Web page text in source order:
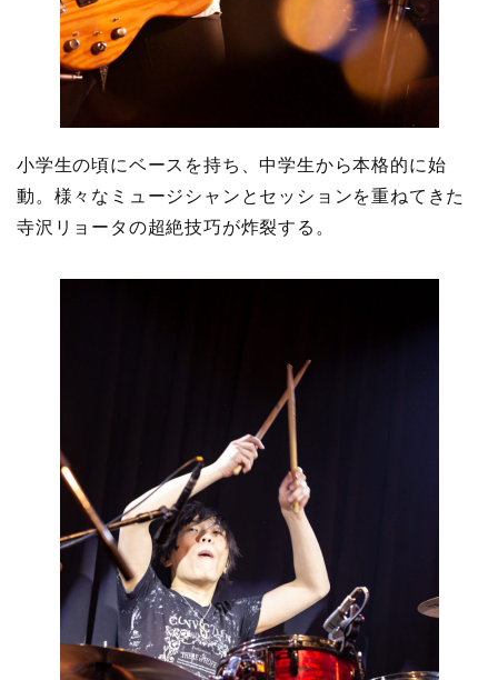
小学生の頃にベースを持ち、中学生から本格的に始
動。様々なミュージシャンとセッションを重ねてきた
寺沢リョータの超絶技巧が炸裂する。